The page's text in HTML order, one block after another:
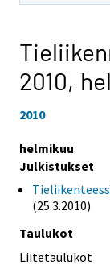
2010,
2010
helmikuu
Julkistukset
(25.3.2010)
Taulukot
Liitetaulukot